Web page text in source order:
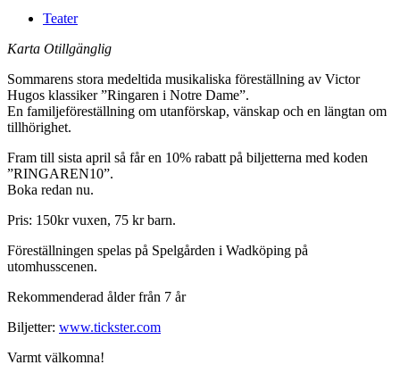
Teater
Karta Otillgänglig
Sommarens stora medeltida musikaliska föreställning av Victor
Hugos klassiker ”Ringaren i Notre Dame”.
En familjeföreställning om utanförskap, vänskap och en längtan om
tillhörighet.
Fram till sista april så får en 10% rabatt på biljetterna med koden
”RINGAREN10”.
Boka redan nu.
Pris: 150kr vuxen, 75 kr barn.
Föreställningen spelas på Spelgården i Wadköping på
utomhusscenen.
Rekommenderad ålder från 7 år
Biljetter: www.tickster.com
Varmt välkomna!